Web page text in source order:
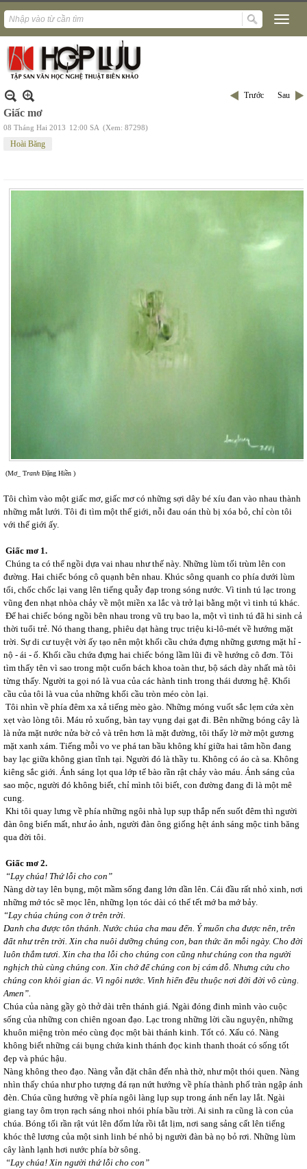
Trước Sau
Giấc mơ
08 Tháng Hai 2013 12:00 SA (Xem: 87298)
Hoài Băng
(Mơ_ Tranh Đặng Hiền )
Tôi chìm vào một giấc mơ, giấc mơ có những sợi dây bé xíu đan vào nhau thành
những mắt lưới. Tôi đi tìm một thế giới, nỗi đau oán thù bị xóa bỏ, chỉ còn tôi
với thế giới ấy.
Giấc mơ 1.
Chúng ta có thể ngồi dựa vai nhau như thế này. Những lùm tối trùm lên con
đường. Hai chiếc bóng cô quạnh bên nhau. Khúc sông quanh co phía dưới lùm
tối, chốc chốc lại vang lên tiếng quẫy đạp trong sóng nước. Vì tinh tú lạc trong
vũng đen nhạt nhòa chảy về một miền xa lắc và trở lại bằng một vì tinh tú khác.
Để hai chiếc bóng ngồi bên nhau trong vũ trụ bao la, một vì tinh tú đã hi sinh cả
thời tuổi trẻ. Nó thang thang, phiêu dạt hàng trục triệu ki-lô-mét về hướng mặt
trời. Sự di cư tuyệt vời ấy tạo nên một khối cầu chứa đựng những gương mặt hỉ -
nộ - ái - ố. Khối cầu chứa đựng hai chiếc bóng lầm lũi đi về hướng cô đơn. Tôi
tìm thấy tên vì sao trong một cuốn bách khoa toàn thư, bộ sách dày nhất mà tôi
từng thấy. Người ta gọi nó là vua của các hành tinh trong thái dương hệ. Khối
cầu của tôi là vua của những khối cầu tròn méo còn lại.
Tôi nhìn về phía đêm xa xả tiếng mèo gào. Những móng vuốt sắc lẹm cứa xèn
xẹt vào lòng tôi. Máu rỏ xuống, bàn tay vụng dại gạt đi. Bên những bóng cây là
là nửa mặt nước nửa bờ cỏ và trên hơn là mặt đường, tôi thấy lờ mờ một gương
mặt xanh xám. Tiếng mỗi vo ve phá tan bầu không khí giữa hai tâm hồn đang
bay lạc giữa không gian tĩnh tại. Người đó là thầy tu. Không có áo cà sa. Không
kiêng sắc giới. Ánh sáng lọt qua lớp tế bào rần rật chảy vào máu. Ánh sáng của
sao mộc, người đó không biết, chỉ mình tôi biết, con đường đang đi là một mê
cung.
Khi tôi quay lưng về phía những ngôi nhà lụp sụp thắp nến suốt đêm thì người
đàn ông biến mất, như ảo ảnh, người đàn ông giống hệt ánh sáng mộc tinh băng
qua đời tôi.
Giấc mơ 2.
“Lạy chúa! Thứ lỗi cho con”
Nàng dờ tay lên bụng, một mầm sống đang lớn dần lên. Cái đầu rất nhỏ xinh, nơi
những mớ tóc sẽ mọc lên, những lọn tóc dài có thể tết mớ ba mớ bảy.
“Lạy chúa chúng con ở trên trời.
Danh cha được tôn thánh. Nước chúa cha mau đến. Ý muốn cha được nên, trên
đất như trên trời. Xin cha nuôi dưỡng chúng con, ban thức ăn mỗi ngày. Cho đời
luôn thắm tươi. Xin cha tha lỗi cho chúng con cũng như chúng con tha người
nghịch thù cùng chúng con. Xin chớ để chúng con bị cám dỗ. Nhưng cứu cho
chúng con khỏi gian ác. Vì ngôi nước. Vinh hiển đều thuộc nơi đời đời vô cùng.
Amen”.
Chúa của nàng gầy gò thở dài trên thánh giá. Ngài đóng đinh mình vào cuộc
sống của những con chiên ngoan đạo. Lạc trong những lời cầu nguyện, những
khuôn miệng tròn méo cùng đọc một bài thánh kinh. Tốt có. Xấu có. Nàng
không biết những cái bụng chứa kinh thánh đọc kinh thanh thoát có sống tốt
đẹp và phúc hậu.
Nàng không theo đạo. Nàng vẫn đặt chân đến nhà thờ, như một thói quen. Nàng
nhìn thấy chúa như pho tượng đá rạn nứt hướng về phía thành phố tràn ngập ánh
đèn. Chúa cũng hướng về phía ngôi làng lụp sụp trong ánh nến lay lắt. Ngài
giang tay ôm trọn rạch sáng nhoi nhói phía bầu trời. Ai sinh ra cũng là con của
chúa. Bóng tối rần rật vút lên đốm lửa rồi tắt lịm, nơi sang sảng cất lên tiếng
khóc thê lương của một sinh linh bé nhỏ bị người đàn bà nọ bỏ rơi. Những lùm
cây lành lạnh hơi nước phía bờ sông.
“Lạy chúa! Xin người thứ lỗi cho con”